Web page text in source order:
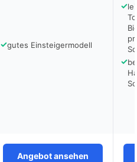
✓gutes Einsteigermodell
✓
✓
Angebot ansehen